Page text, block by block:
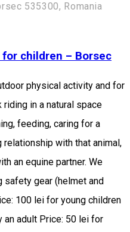
535300, Romania
children – Borsec
physical activity and for
in a natural space
feeding, caring for a
relationship with that animal,
an equine partner. We
gear (helmet and
100 lei for young children
an adult Price: 50 lei for